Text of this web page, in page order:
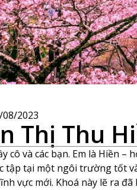
08/2023
Thị Thu
cô và các bạn. Em là Hiền
tập tại một ngôi trường tốt
vực mới. Khoá này lẽ ra